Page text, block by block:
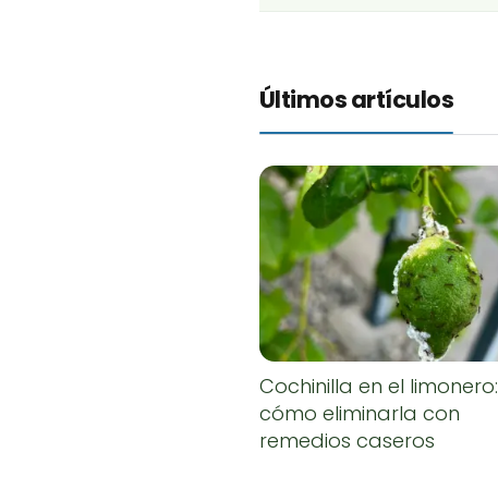
Últimos artículos
Cochinilla en el limonero:
cómo eliminarla con
remedios caseros